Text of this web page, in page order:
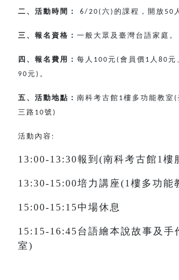
二、活動時間： 6/20( 六 ) 的課程，開放50
三、報名資格： 一般大眾及臺灣台語家庭。
四、報名費用： 每人 100元( 會員價 1 人 80元
90元 ) 。
五、活動地點： 南科考古館 1樓多功能教室(
三路 10號 )
活動內容:
13:00-13:30報到(南科考古館1樓
13:30-15:00培力講座(1樓多功能
15:00-15:15中場休息
15:15-16:45台語繪本說故事及手
室)